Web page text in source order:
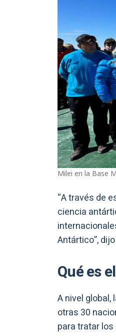
Milei en la Base
“A través de
ciencia
Antártico”,
Qué es
A nivel global,
otras 30
para tratar